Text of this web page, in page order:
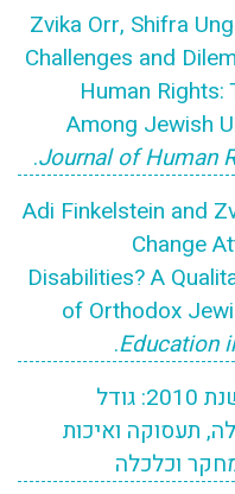
-Zvika Orr, Shifra
Challenges and
Human
Among Jewish
Journal of Human
-Adi Finkelstein and
Change
Disabilities? A
of Orthodox
Education
חרדים עם מוגבלות בישראל בשנת 2010: גודל
תעסוקה ואיכות
וכלכלה